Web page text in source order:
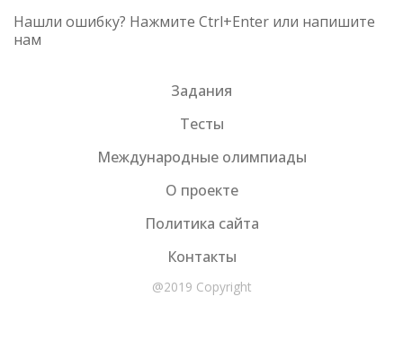
Нашли ошибку? Нажмите Ctrl+Enter или напишите
нам
Задания
Тесты
Международные олимпиады
О проекте
Политика сайта
Контакты
@2019 Copyright